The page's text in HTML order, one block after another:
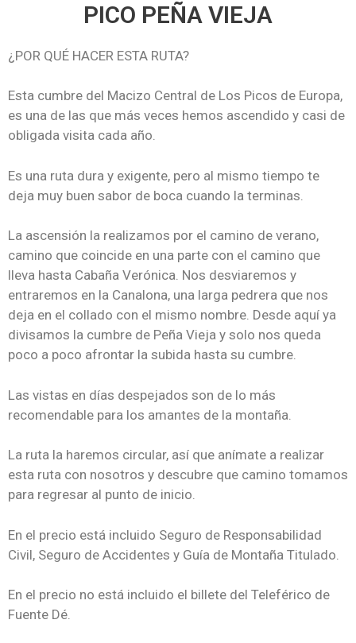
PICO PEÑA VIEJA
¿POR QUÉ HACER ESTA RUTA?
Esta cumbre del Macizo Central de Los Picos de Europa,
es una de las que más veces hemos ascendido y casi de
obligada visita cada año.
Es una ruta dura y exigente, pero al mismo tiempo te
deja muy buen sabor de boca cuando la terminas.
La ascensión la realizamos por el camino de verano,
camino que coincide en una parte con el camino que
lleva hasta Cabaña Verónica. Nos desviaremos y
entraremos en la Canalona, una larga pedrera que nos
deja en el collado con el mismo nombre. Desde aquí ya
divisamos la cumbre de Peña Vieja y solo nos queda
poco a poco afrontar la subida hasta su cumbre.
Las vistas en días despejados son de lo más
recomendable para los amantes de la montaña.
La ruta la haremos circular, así que anímate a realizar
esta ruta con nosotros y descubre que camino tomamos
para regresar al punto de inicio.
En el precio está incluido Seguro de Responsabilidad
Civil, Seguro de Accidentes y Guía de Montaña Titulado.
En el precio no está incluido el billete del Teleférico de
Fuente Dé.